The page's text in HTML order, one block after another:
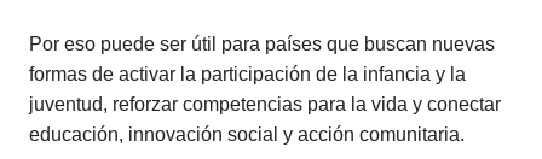
Por eso puede ser útil para países que buscan nuevas
formas de activar la participación de la infancia y la
juventud, reforzar competencias para la vida y conectar
educación, innovación social y acción comunitaria.